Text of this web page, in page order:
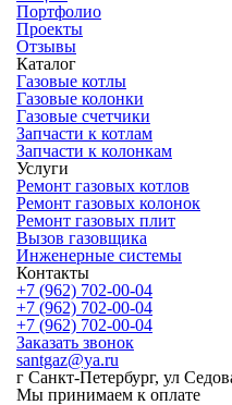
Портфолио
Проекты
Отзывы
Каталог
Газовые котлы
Газовые колонки
Газовые счетчики
Запчасти к котлам
Запчасти к колонкам
Услуги
Ремонт газовых котлов
Ремонт газовых колонок
Ремонт газовых плит
Вызов газовщика
Инженерные системы
Контакты
+7 (962) 702-00-04
+7 (962) 702-00-04
+7 (962) 702-00-04
Заказать звонок
santgaz@ya.ru
г Санкт-Петербург, ул
Мы принимаем к оплате